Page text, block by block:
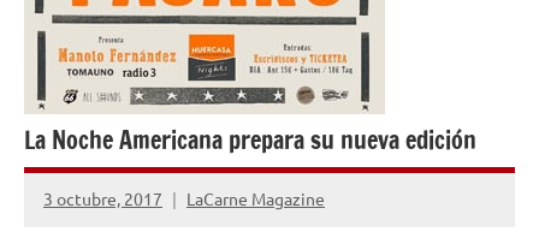
La Noche Americana prepara su nueva edición
3 octubre, 2017 LaCarne Magazine
No